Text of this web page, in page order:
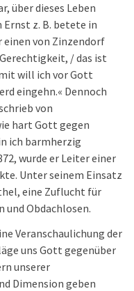
über dieses Leben
z. B. betete in
von Zinzendorf
/ das ist
will ich vor Gott
eingehn.« Dennoch
von
hart Gott gegen
ich barmherzig
wurde er Leiter einer
Unter seinem Einsatz
eine Zuflucht für
und Obdachlosen.
Veranschaulichung der
uns Gott gegenüber
unserer
Dimension geben